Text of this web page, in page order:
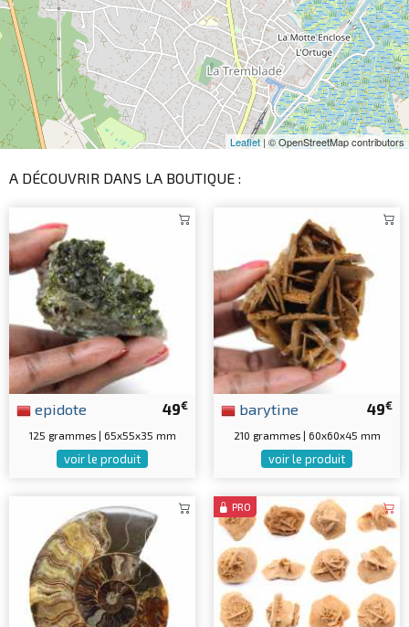
Leaflet| © OpenStreetMap contributors
A DÉCOUVRIR DANS LA BOUTIQUE :
49€
epidote
125 grammes | 65x55x35 mm
voir le produit
49€
barytine
210 grammes | 60x60x45 mm
voir le produit
PRO